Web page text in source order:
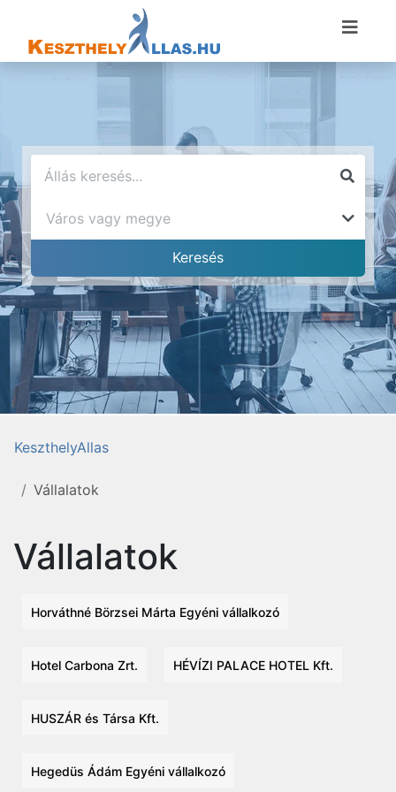
KeszthelyAllas
Vállalatok
Vállalatok
Horváthné Börzsei Márta Egyéni vállalkozó
Hotel Carbona Zrt. HÉVÍZI PALACE HOTEL Kft.
HUSZÁR és Társa Kft.
Hegedüs Ádám Egyéni vállalkozó